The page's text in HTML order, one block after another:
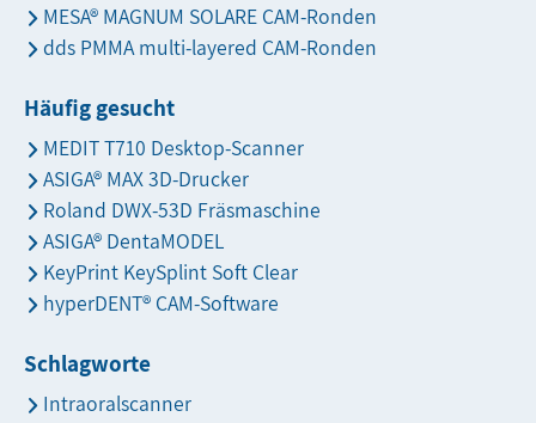
MESA® MAGNUM SOLARE CAM-Ronden
dds PMMA multi-layered CAM-Ronden
Häufig gesucht
MEDIT T710 Desktop-Scanner
ASIGA® MAX 3D-Drucker
Roland DWX-53D Fräsmaschine
ASIGA® DentaMODEL
KeyPrint KeySplint Soft Clear
hyperDENT® CAM-Software
Schlagworte
Intraoralscanner